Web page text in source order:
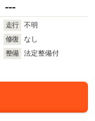
---
走行
不明
修復
なし
整備
法定整備付